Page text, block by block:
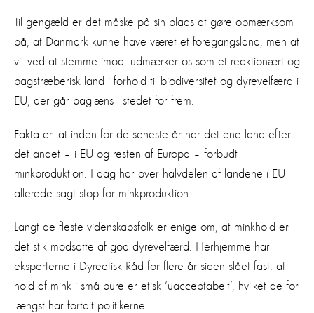
Til gengæld er det måske på sin plads at gøre opmærksom
på, at Danmark kunne have været et foregangsland, men at
vi, ved at stemme imod, udmærker os som et reaktionært og
bagstræberisk land i forhold til biodiversitet og dyrevelfærd i
EU, der går baglæns i stedet for frem.
Fakta er, at inden for de seneste år har det ene land efter
det andet – i EU og resten af Europa – forbudt
minkproduktion. I dag har over halvdelen af landene i EU
allerede sagt stop for minkproduktion.
Langt de fleste videnskabsfolk er enige om, at minkhold er
det stik modsatte af god dyrevelfærd. Herhjemme har
eksperterne i Dyreetisk Råd for flere år siden slået fast, at
hold af mink i små bure er etisk ‘uacceptabelt’, hvilket de for
længst har fortalt politikerne.